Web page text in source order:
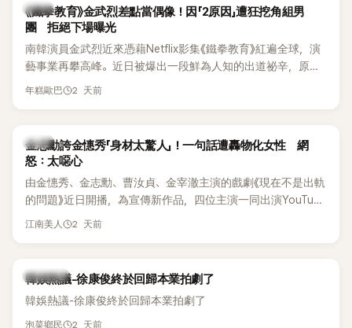
員身分出道，該團在 2000 年代初期紅極一時，由李智惠、徐
智英兩位女成員，以及張錫炫、Chris Kim 兩位男成員組成。不
過後來爆出長達四年的團內霸凌風波，甚至傳出徐智英母親對
李智惠言語辱罵、動手等爭議，最終團體於 2002 年解散。 團
體解散後，李智惠轉型 solo，靠著綜藝與歌唱實力持續活躍演
藝圈。據悉，她當年能加入 S#arp，也與 李尚敏 的賞識有關。
感情方面，李智惠於 2017 年與圈外男友結婚，婚後育有兩個
目，她經營的 YouTube 頻道也即將突破百萬訂閱，近年內容深
受網友喜愛，再度迎來事業第二春。
韓星
《鐵拳教育》金武烈差點當偶像！因「2原因」遭狂挖角組男
團 拒絕下場曝光
南韓演員金武烈近來憑藉Netflix影集《鐵拳教育》紅遍全球，演
藝事業再攀高峰。近日被爆出一段鮮為人知的出道祕辛，原來
他當年差點不是以演員身分出道，而是成為男團偶像的一員。
年糕歐巴 2 天前
韓星
金志勳誇金憓秀「身材太驚人」！一句話遭轟物化女性 網
怒：太噁心
由金憓秀、金志勳、曹汝貞、金宰澈主演的戲劇《現在不是出軌
的問題》近日開播，為宣傳新作品，四位主演一同出演YouTube
節目，不料訪談中的一段發言卻意外掀起爭議。不少網友認
江南美人 2 天前
熱議討論
韓娛熱議-徐康俊終於回歸本業拍劇了
韓娛熱議-徐康俊終於回歸本業拍劇了
泡菜鄉民 2 天前